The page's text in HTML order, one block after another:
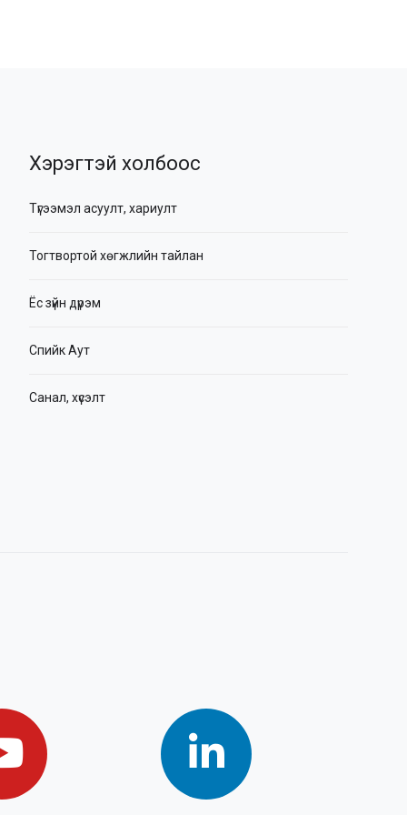
Хэрэгтэй холбоос
Түгээмэл асуулт, хариулт
Тогтвортой хөгжлийн тайлан
Ёс зүйн дүрэм
Спийк Аут
Санал, хүсэлт